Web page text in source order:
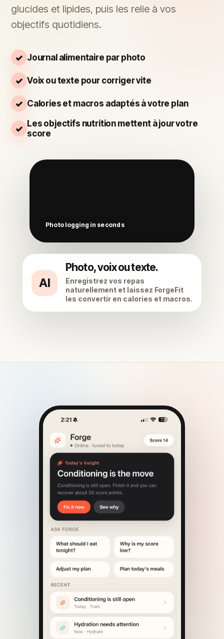
glucides et lipides, puis les relie à vos
objectifs quotidiens.
Journal alimentaire par photo
Voix ou texte pour corriger vite
Calories et macros adaptés à votre plan
Les objectifs nutrition mettent à jour votre
score
AI
Photo, voix ou texte.
Enregistrez vos repas
naturellement et laissez ForgeFit
les convertir en calories et macros.